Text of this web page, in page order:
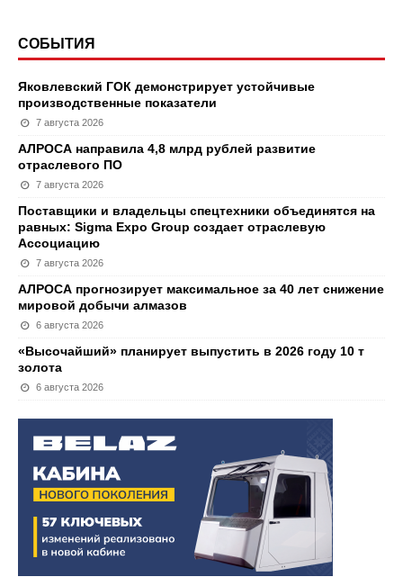
СОБЫТИЯ
Яковлевский ГОК демонстрирует устойчивые
производственные показатели
7 августа 2026
АЛРОСА направила 4,8 млрд рублей развитие
отраслевого ПО
7 августа 2026
Поставщики и владельцы спецтехники объединятся на
равных: Sigma Expo Group создает отраслевую
Ассоциацию
7 августа 2026
АЛРОСА прогнозирует максимальное за 40 лет снижение
мировой добычи алмазов
6 августа 2026
«Высочайший» планирует выпустить в 2026 году 10 т
золота
6 августа 2026